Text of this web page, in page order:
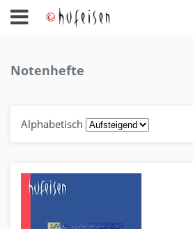
Notenhefte
Alphabetisch